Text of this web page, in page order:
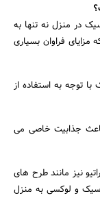
در منزل نه تنها به
فراوان بسیاری
با توجه به استفاده از
جذابیت خاصی می
نیز مانند طرح های
و لوکسی به منزل